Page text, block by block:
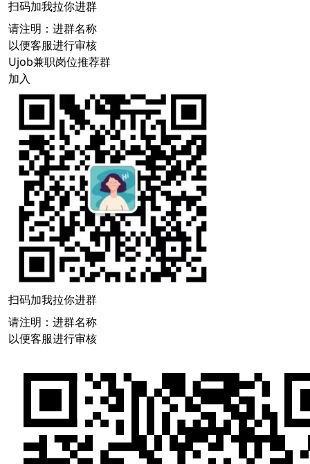
扫码加我拉你进群
请注明：进群名称
以便客服进行审核
Ujob兼职岗位推荐群
加入
扫码加我拉你进群
请注明：进群名称